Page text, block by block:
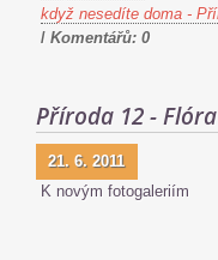
když nesedíte doma -
/ Komentářů: 0
Příroda 12 -
21. 6. 2011
K novým fotogaleriím